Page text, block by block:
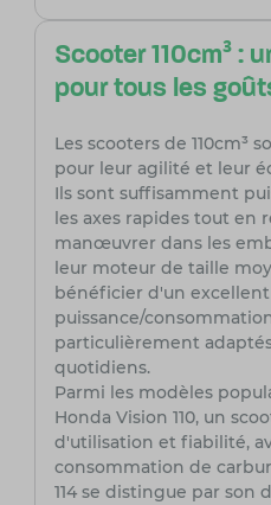
Scooter 110cm³ :
pour tous les
Les scooters de 110cm³
pour leur agilité et leur
Ils sont suffisamment
les axes rapides tout en
manœuvrer dans les
leur moteur de taille
bénéficier d'un
puissance/
particulièrement
quotidiens.
Parmi les modèles
Honda Vision 110, un
d'utilisation et fiabilité,
consommation de
114 se distingue par son